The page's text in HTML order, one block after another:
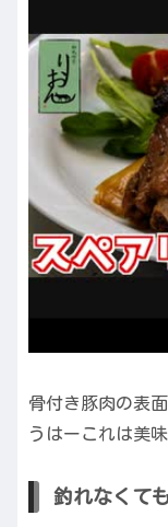
骨付き豚肉の表
うはーこれは美
釣れなくて